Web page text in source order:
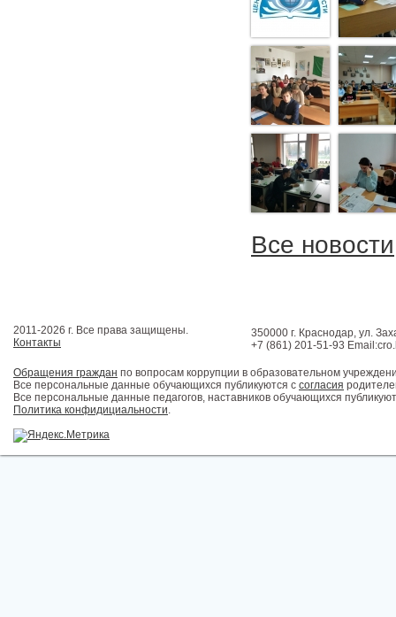
Все новости
2011-2026 г. Все права защищены.
Контакты
350000 г. Краснодар, ул.
+7 (861) 201-51-93
Обращения граждан по вопросам коррупции в образовательном
Все персональные данные обучающихся публикуются с согласия
Все персональные данные педагогов, наставников обучающихся
Политика конфидициальности.